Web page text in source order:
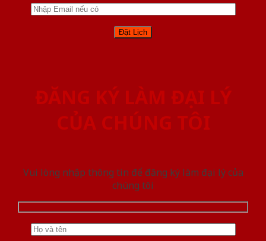
ĐĂNG KÝ LÀM ĐẠI LÝ
CỦA CHÚNG TÔI
Vui lòng nhập thông tin để đăng ký làm đại lý của
chúng tôi